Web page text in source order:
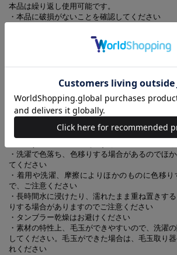
本品は繰り返し使用可能です。
・本品に破損がないことを確認してください
・日常活動時及び睡眠時のいずれでも着用可能で
・本品の効果には個人差があるため、長期間の着
てください
【ご使用上の注意】
・湿疹、かぶれ、傷口など皮膚に異常があると
・洗濯で色落ち、色移りする場合があるのでほ
てください
・着用や洗濯、摩擦によりほかのものに色移
で、ご注意ください
・長時間水に浸けたり、濡れたまま重ね置きす
りする場合がありますのでご注意ください
・タンブラー乾燥はお避けください
・素材の特性上、毛玉ができやすいので、洗濯
してください。毛玉ができた場合は、毛玉取り
れください